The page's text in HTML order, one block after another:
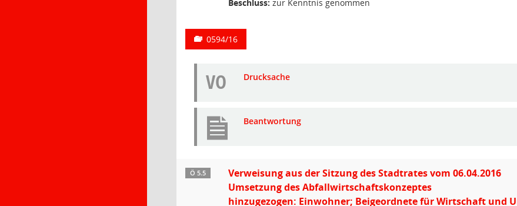
Beschluss: zur Kenntnis genommen
0594/16
VO Drucksache
Beantwortung
Ö 5.5
Verweisung aus der Sitzung des Stadtrates vom 06.04.2016
Umsetzung des Abfallwirtschaftskonzeptes
hinzugezogen: Einwohner; Beigeordnete für Wirtschaft und